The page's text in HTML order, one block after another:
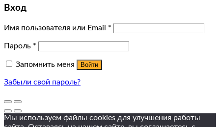
Вход
Имя пользователя или Email *
Пароль *
Запомнить меня Войти
Забыли свой пароль?
Мы используем файлы cookies для улучшения работы